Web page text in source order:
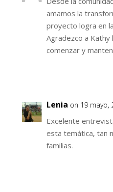
amamos la
proyecto logra en
Agradezco a Kathy
comenzar y
Lenia on 19 mayo,
Excelente
esta temática, tan
familias.